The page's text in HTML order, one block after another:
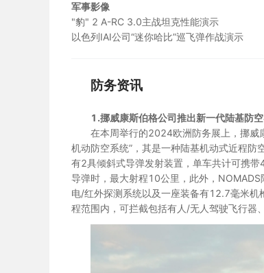
军事影像
"豹" 2 A-RC 3.0主战坦克性能演示
以色列IAI公司“迷你哈比”巡飞弹作战演示
防务资讯
1 .挪威康斯伯格公司推出新一代陆基防
在本周举行的2024欧洲防务展上，挪威
机动防空系统”，其是一种陆基机动式近程
有2具倾斜式导弹发射装置，单车共计可携
导弹时，最大射程10公里，此外，NOMADS
电/红外探测系统以及一座装备有12.7毫米机
程范围内，可拦截包括有人/无人驾驶飞行器